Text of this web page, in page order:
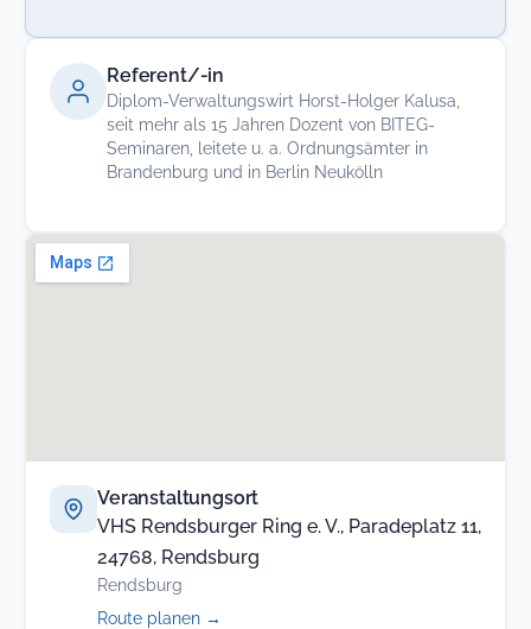
Referent/-in
Diplom-Verwaltungswirt Horst-Holger Kalusa,
seit mehr als 15 Jahren Dozent von BITEG-
Seminaren, leitete u. a. Ordnungsämter in
Brandenburg und in Berlin Neukölln
Veranstaltungsort
VHS Rendsburger Ring e. V., Paradeplatz 11,
24768, Rendsburg
Rendsburg
Route planen →